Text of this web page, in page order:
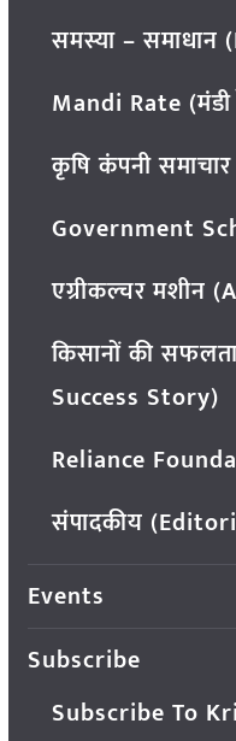
समस्या –
Mandi Rate (मंडी
कृषि कंपनी
Government
एग्रीकल्चर मशीन
किसानों की
Success Story)
Reliance
संपादकीय
Events
Subscribe
Subscribe To